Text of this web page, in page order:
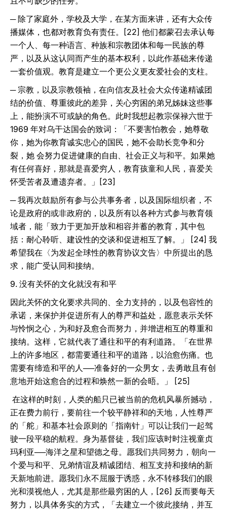
─ 除了家庭外，学校及大学，在某方面来讲，还有大众传
播媒体，也都对教育负有责任。[22] 他们都蒙召去承认每
一个人、每一种语言、种族和宗教团体和每一民族的尊
严，以及从这认同而产生的基本权利，以此作基础来传递
一套价值观。教育是建立一个更公义更友爱社会的支柱。
─ 宗教，以及宗教领袖，在向信友及社会大众传递精诚团
结的价值、尊重彼此的差异，关心穷困的弟兄姊妹这些事
上，能扮演不可或缺的角色。此时我想起教宗保禄六世于
1969 年对乌干达国会的致词：「不要害怕教会，她尊敬
你，她为你教育诚实忠心的国民，她不会助长竞争和分
裂，她 会努力促进健康的自由、社会正义与和平。如果她
有任何喜好，那就是喜爱穷人，教育孩童和人民，喜爱关
怀受苦者及遭遗弃者。」[23]
─ 我再次鼓励所有参与公共事务者，以及国际组织者，不
论是政府的或非政府的，以及所有以各种方式参与教育领
域者，能「致力于更加开放和相容并蓄的教育，其中包
括：耐心聆听、建设性的交谈和促进相互了解。」 [24] 我
希望我在〈为发起全球性的教育协议文告〉中所提出的恳
求，能广受认同和接纳。
9. 没有关怀的文化就没有和平
因此关怀的文化要求共同的、全力支持的，以及包容性的
承诺，来保护并促进所有人的尊严和益处，愿意表示关怀
与怜悯之心，为和好及愈合而努力，并增进相互的尊重和
接纳。这样，它就代表了通往和平的有利道路。「在世界
上的许多地区，都需要通往和平的道路，以治愈伤痛。也
需要有缔造和平的人──准备好的一众男女，去勇敢且有创
意地开始这愈合的过程和焕然一新的会晤。」 [25]
在这样的时刻，人类的船只已被当前的危机风暴所撼动，
正在费力前行，要前往一个较平静祥和的天地，人性尊严
的「舵」和基本社会原则的「指南针」可以让我们一起驾
驶一段平稳的航程。身为基督徒，我们应该时时注视童贞
玛利亚──海洋之星和望德之母。愿我们共同努力，朝向一
个爱与和平、兄弟情谊及精诚团结、相互支持和接纳的新
天新地前进。愿我们永不屈服于诱惑，永不转移我们的眼
光和漠视他人，尤其是那些最穷困的人，[26] 反而要每天
努力，以具体务实的方式，「去建立一个彼此接纳，并互